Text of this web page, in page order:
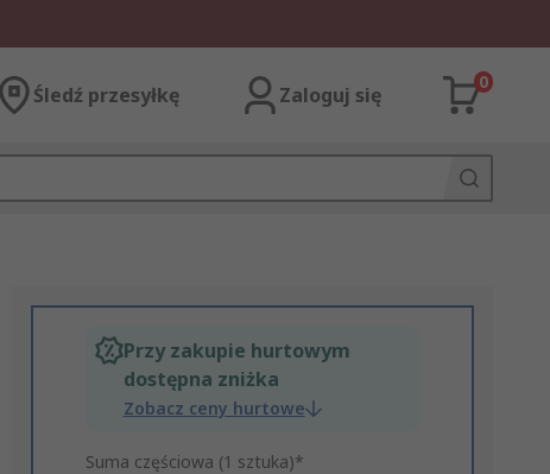
Śledź przesyłkę Zaloguj się
0
Przy zakupie hurtowym
dostępna zniżka
Zobacz ceny hurtowe
Suma częściowa (1 sztuka)*